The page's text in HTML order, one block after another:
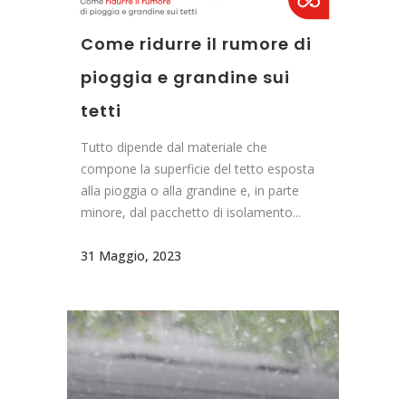
Come ridurre il rumore di
pioggia e grandine sui
tetti
Tutto dipende dal materiale che
compone la superficie del tetto esposta
alla pioggia o alla grandine e, in parte
minore, dal pacchetto di isolamento...
31 Maggio, 2023